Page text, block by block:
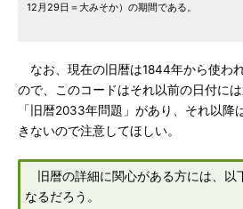
12月29日＝大みそか）の期間である。
なお、現在の旧暦は1844年から使わ
ので、このコードはそれ以前の日付には
「旧暦2033年問題」があり、それ以降
きないので注意してほしい。
旧暦の詳細に関心がある方には、以
なるだろう。